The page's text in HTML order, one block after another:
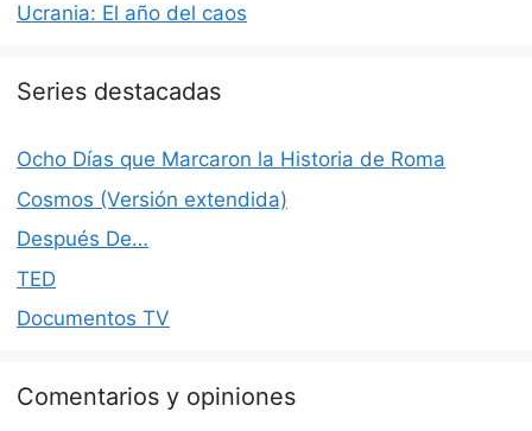
Ucrania: El año del caos
Series destacadas
Ocho Días que Marcaron la Historia de Roma
Cosmos (Versión extendida)
Después De…
TED
Documentos TV
Comentarios y opiniones